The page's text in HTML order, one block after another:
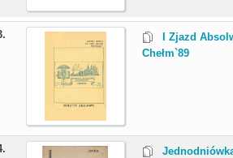
I Zjazd
Chełm`89